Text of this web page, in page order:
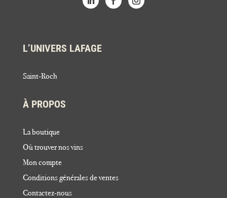
L’UNIVERS LAFAGE
Saint-Roch
À PROPOS
La boutique
Où trouver nos vins
Mon compte
Conditions générales de ventes
Contactez-nous